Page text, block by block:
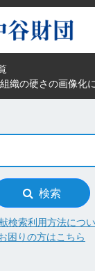
織の硬さの画像化
検索
検索利用方法につ
困りの方はこちら